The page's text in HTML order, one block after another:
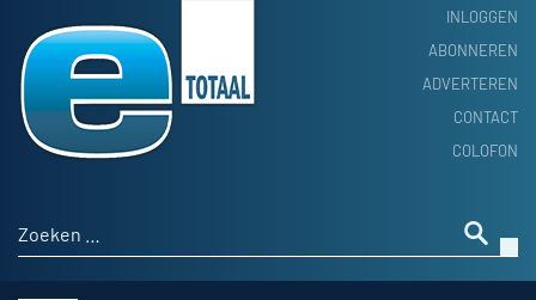
INLOGGEN
ABONNEREN
ADVERTEREN
CONTACT
COLOFON
Zoeken naar:
HOME
PRODUCTNIEUWS
ACHTERGROND
THEMA’S